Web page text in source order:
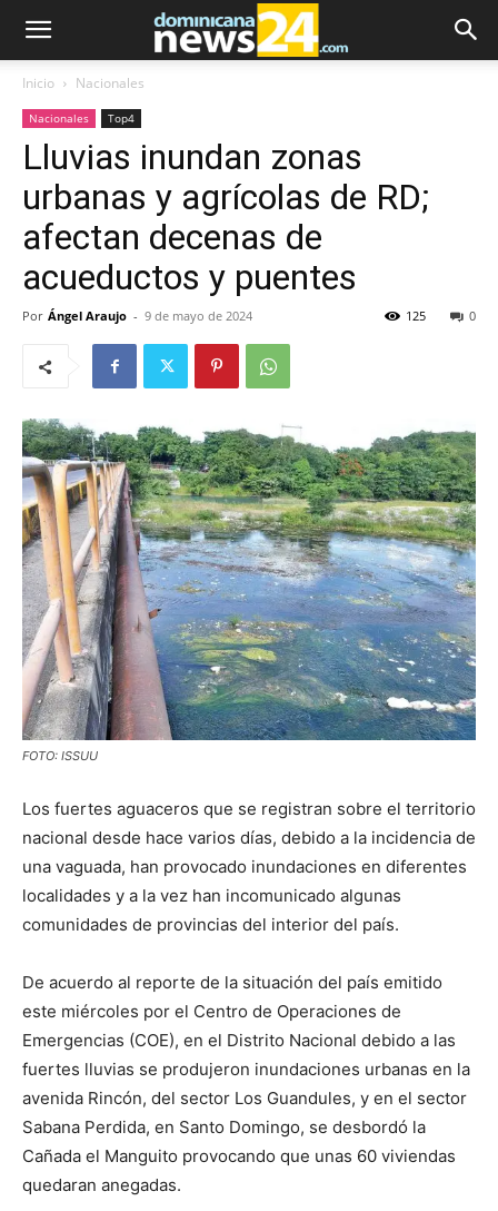
Inicio Nacionales
Nacionales Top4
Lluvias inundan zonas
urbanas y agrícolas de RD;
afectan decenas de
acueductos y puentes
Por Ángel Araujo - 9 de mayo de 2024 0
125
FOTO: ISSUU
Los fuertes aguaceros que se registran sobre el territorio
nacional desde hace varios días, debido a la incidencia de
una vaguada, han provocado inundaciones en diferentes
localidades y a la vez han incomunicado algunas
comunidades de provincias del interior del país.
De acuerdo al reporte de la situación del país emitido
este miércoles por el Centro de Operaciones de
Emergencias (COE), en el Distrito Nacional debido a las
fuertes lluvias se produjeron inundaciones urbanas en la
avenida Rincón, del sector Los Guandules, y en el sector
Sabana Perdida, en Santo Domingo, se desbordó la
Cañada el Manguito provocando que unas 60 viviendas
quedaran anegadas.